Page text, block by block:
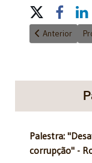
Share
Artigo anterior:
Anterior
Palestra:
corrupção" -